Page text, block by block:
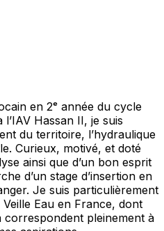
en 2ᵉ année du cycle
Hassan II, je suis
du territoire, l’hydraulique
Curieux, motivé, et doté
ainsi que d’un bon esprit
d’un stage d’insertion en
Je suis particulièrement
Eau en France, dont
correspondent pleinement à